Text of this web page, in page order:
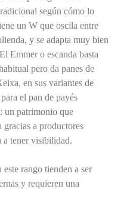
según cómo lo
un W que oscila entre
y se adapta muy bien
Emmer o escanda basta
pero da panes de
en sus variantes de
el pan de payés
un patrimonio que
a productores
a tener visibilidad.
rango tienden a ser
y requieren una